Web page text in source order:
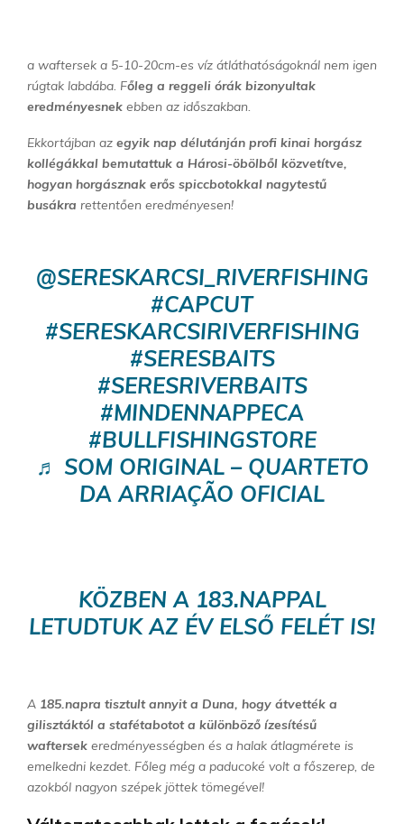
a waftersek a 5-10-20cm-es víz átláthatóságoknál nem igen
rúgtak labdába. Főleg a reggeli órák bizonyultak
eredményesnek ebben az időszakban.
Ekkortájban az egyik nap délutánján profi kinai horgász
kollégákkal bemutattuk a Hárosi-öbölből közvetítve,
hogyan horgásznak erős spiccbotokkal nagytestű
busákra rettentően eredményesen!
@SERESKARCSI_RIVERFISHING
#CAPCUT
#SERESKARCSIRIVERFISHING
#SERESBAITS
#SERESRIVERBAITS
#MINDENNAPPECA
#BULLFISHINGSTORE
♬ SOM ORIGINAL – QUARTETO
DA ARRIAÇÃO OFICIAL
KÖZBEN A 183.NAPPAL
LETUDTUK AZ ÉV ELSŐ FELÉT IS!
A 185.napra tisztult annyit a Duna, hogy átvették a
gilisztáktól a stafétabotot a különböző ízesítésű
waftersek eredményességben és a halak átlagmérete is
emelkedni kezdet. Főleg még a paducoké volt a főszerep, de
azokból nagyon szépek jöttek tömegével!